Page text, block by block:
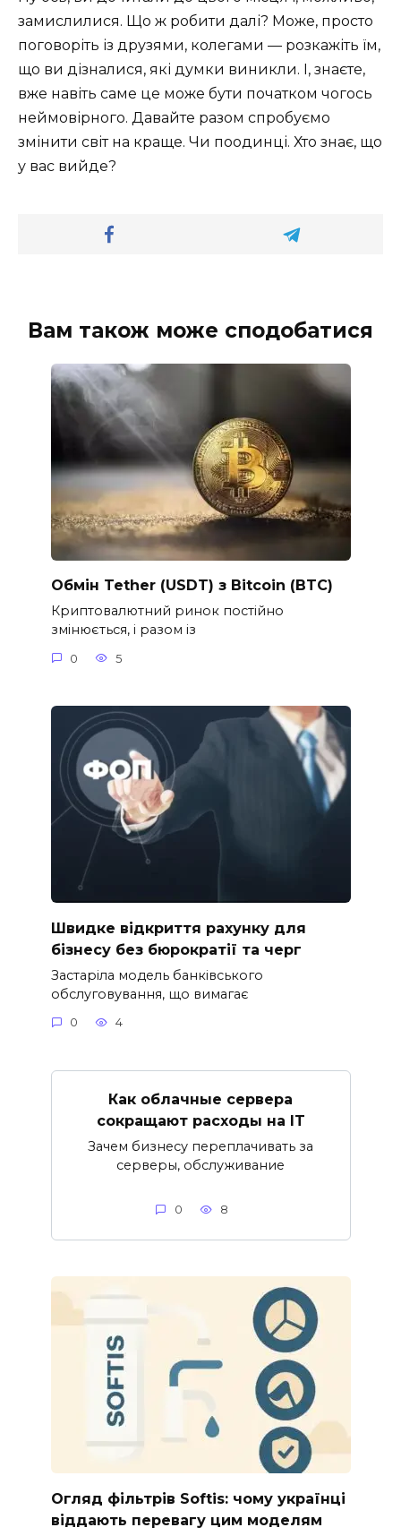
замислилися. Що ж робити далі? Може, просто
поговоріть із друзями, колегами — розкажіть їм,
що ви дізналися, які думки виникли. І, знаєте,
вже навіть саме це може бути початком чогось
неймовірного. Давайте разом спробуємо
змінити світ на краще. Чи поодинці. Хто знає, що
у вас вийде?
Вам також може сподобатися
Обмін Tether (USDT) з Bitcoin (BTC)
Криптовалютний ринок постійно
змінюється, і разом із
0 5
Швидке відкриття рахунку для
бізнесу без бюрократії та черг
Застаріла модель банківського
обслуговування, що вимагає
0 4
Как облачные сервера
сокращают расходы на IT
Зачем бизнесу переплачивать за
серверы, обслуживание
0 8
Огляд фільтрів Softis: чому українці
віддають перевагу цим моделям